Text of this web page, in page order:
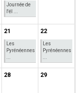
Journée de
l'él ...
21
Les
Pyrénéennes
22
Les
Pyrénéennes
28 29